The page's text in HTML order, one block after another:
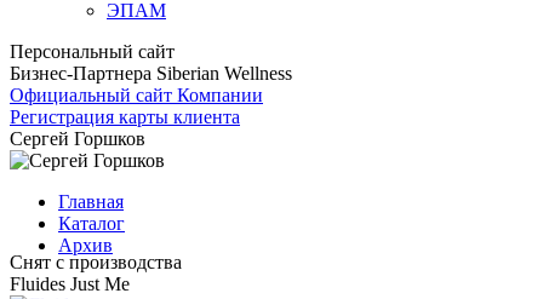
ЭПАМ
Персональный сайт
Бизнес-Партнера Siberian Wellness
Официальный сайт Компании
Регистрация карты клиента
Сергей Горшков
Главная
Каталог
Архив
Снят с производства
Fluides Just Me